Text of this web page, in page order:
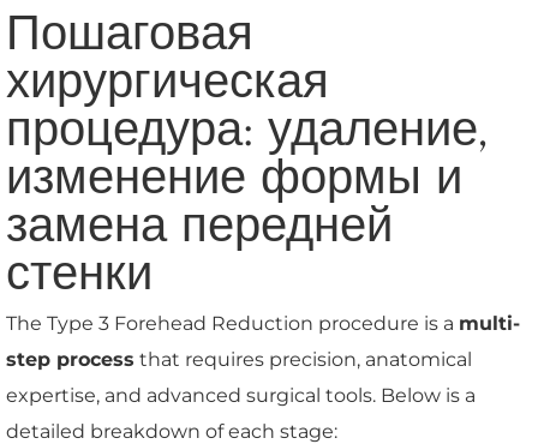
Пошаговая
хирургическая
процедура: удаление,
изменение формы и
замена передней
стенки
The Type 3 Forehead Reduction procedure is a multi-
step process that requires precision, anatomical
expertise, and advanced surgical tools. Below is a
detailed breakdown of each stage: